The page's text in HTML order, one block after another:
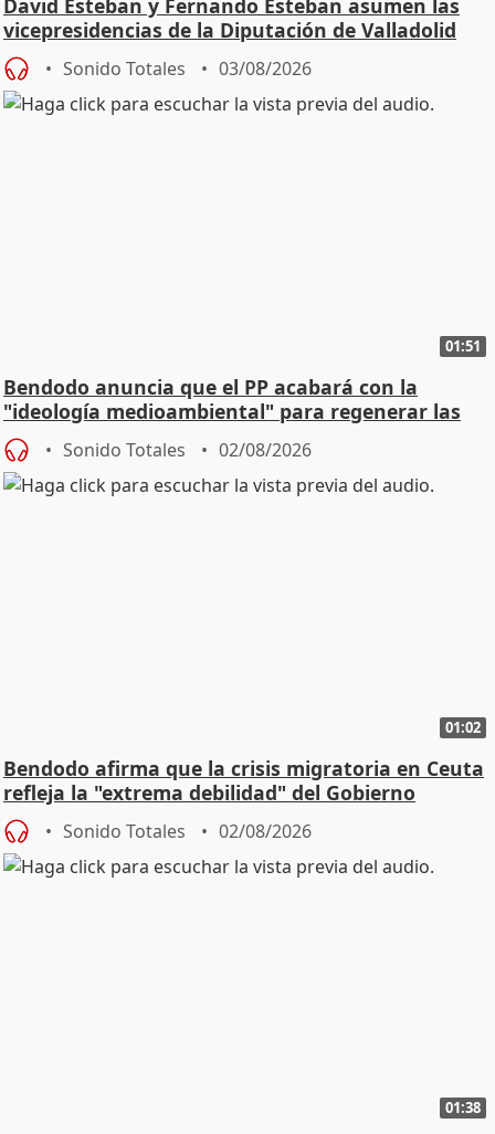
David Esteban y Fernando Esteban asumen las
vicepresidencias de la Diputación de Valladolid
Sonido Totales 03/08/2026
01:51
Bendodo anuncia que el PP acabará con la
"ideología medioambiental" para regenerar las
playas
Sonido Totales 02/08/2026
01:02
Bendodo afirma que la crisis migratoria en Ceuta
refleja la "extrema debilidad" del Gobierno
Sonido Totales 02/08/2026
01:38